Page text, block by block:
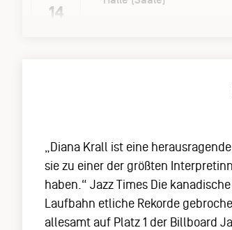
14
„Diana Krall ist eine
sie zu einer der größten
haben.“ Jazz Times Die
Laufbahn etliche Rekorde
allesamt auf Platz 1 der Billboard